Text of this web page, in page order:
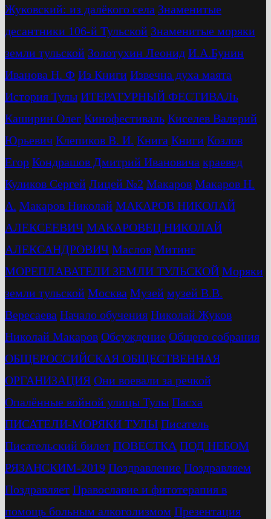
Жуковский: из далёкого села Знаменитые
десантники 106-й Тульской Знаменитые моряки
земли тульской Золотухин Леонид И.А.Бунин
Иванова Н. Ф Из Книги Извечна духа маята
История Тулы ИТЕРАТУРНЫЙ ФЕСТИВАЛь
Каширин Олег Кинофестиваль Киселев Валерий
Юрьевич Клепиков В. И. Книга Книги Козлов
Егор Кондрашов Дмитрий Ивановича краевед
Куликов Сергей Лицей №2 Макаров Макаров Н.
А. Макаров Николай МАКАРОВ НИКОЛАЙ
АЛЕКСЕЕВИЧ МАКАРОВЕЦ НИКОЛАЙ
АЛЕКСАНДРОВИЧ Маслов Митинг
МОРЕПЛАВАТЕЛИ ЗЕМЛИ ТУЛЬСКОЙ Моряки
земли тульской Москва Музей музей В.В.
Вересаева Начало обучения Николай Жуков
Николай Макаров Обсуждение Общего собрания
ОБЩЕРОССИЙСКАЯ ОБЩЕСТВЕННАЯ
ОРГАНИЗАЦИЯ Они воевали за речкой
Опалённые войной улицы Тулы Пасха
ПИСАТЕЛИ-МОРЯКИ ТУЛЫ Писатель
Писательский билет ПОВЕСТКА ПОД НЕБОМ
РЯЗАНСКИМ-2019 Поздравление Поздравляем
Поздравляет Православие и фитотерапия в
помощь больным алкоголизмом Презентация